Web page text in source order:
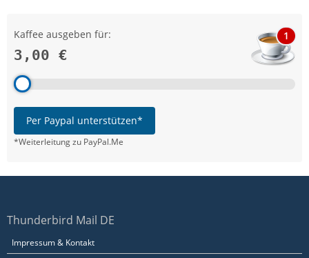
Kaffee ausgeben für:
3,00 €
1
Per Paypal unterstützen*
*Weiterleitung zu PayPal.Me
Thunderbird Mail DE
Impressum & Kontakt